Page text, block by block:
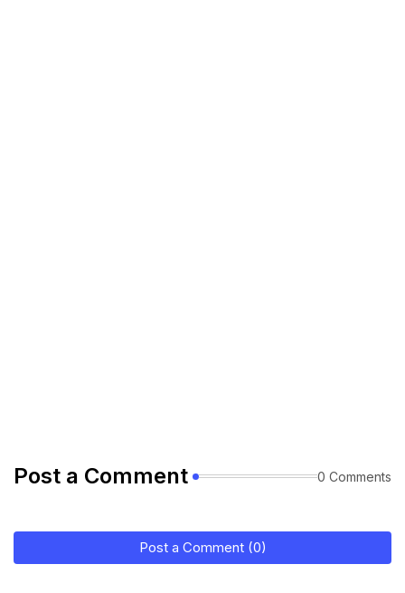
Post a Comment 0 Comments
Post a Comment (0)